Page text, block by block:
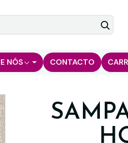
NÓS CONTACTO